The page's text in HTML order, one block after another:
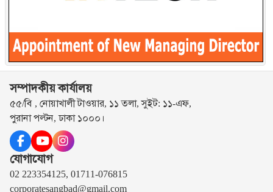
সম্পাদকীয় কার্যালয়
৫৫/বি , নোয়াখালী টাওয়ার, ১১ তলা, সুইট: ১১-এফ,
পুরানা পল্টন, ঢাকা ১০০০।
যোগাযোগ
02 223354125, 01711-076815
corporatesangbad@gmail.com